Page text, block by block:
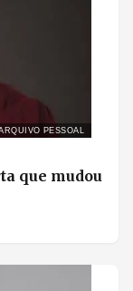
PESSOAL
que mudou